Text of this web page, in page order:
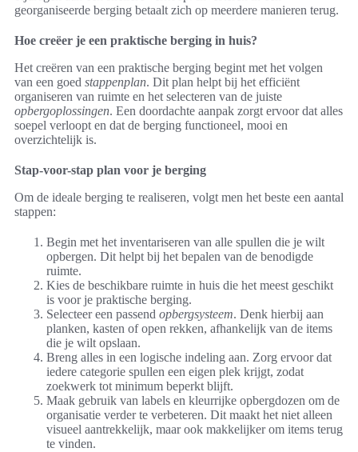
georganiseerde berging betaalt zich op meerdere manieren terug.
Hoe creëer je een praktische berging in huis?
Het creëren van een praktische berging begint met het volgen
van een goed stappenplan. Dit plan helpt bij het efficiënt
organiseren van ruimte en het selecteren van de juiste
opbergoplossingen. Een doordachte aanpak zorgt ervoor dat alles
soepel verloopt en dat de berging functioneel, mooi en
overzichtelijk is.
Stap-voor-stap plan voor je berging
Om de ideale berging te realiseren, volgt men het beste een aantal
stappen:
Begin met het inventariseren van alle spullen die je wilt
opbergen. Dit helpt bij het bepalen van de benodigde
ruimte.
Kies de beschikbare ruimte in huis die het meest geschikt
is voor je praktische berging.
Selecteer een passend opbergsysteem. Denk hierbij aan
planken, kasten of open rekken, afhankelijk van de items
die je wilt opslaan.
Breng alles in een logische indeling aan. Zorg ervoor dat
iedere categorie spullen een eigen plek krijgt, zodat
zoekwerk tot minimum beperkt blijft.
Maak gebruik van labels en kleurrijke opbergdozen om de
organisatie verder te verbeteren. Dit maakt het niet alleen
visueel aantrekkelijk, maar ook makkelijker om items terug
te vinden.